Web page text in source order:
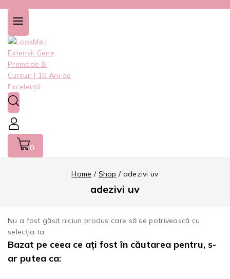
0
Home / Shop / adezivi uv
adezivi uv
Nu a fost găsit niciun produs care să se potrivească cu
selecția ta.
Bazat pe ceea ce ați fost în căutarea pentru, s-
ar putea ca: